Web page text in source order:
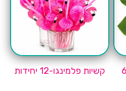
עלים לעיצוב השולחן-6
קשיות פלמינגו-12 יחידות